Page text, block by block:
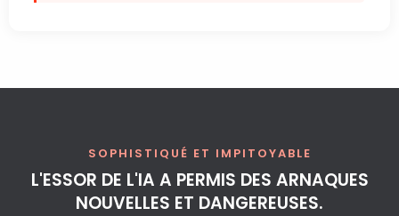
SOPHISTIQUÉ ET IMPITOYABLE
L'ESSOR DE L'IA A PERMIS DES ARNAQUES
NOUVELLES ET DANGEREUSES.